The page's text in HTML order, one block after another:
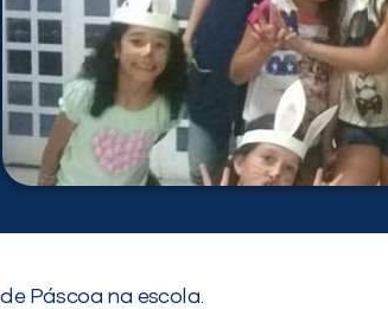
Páscoa na escola.